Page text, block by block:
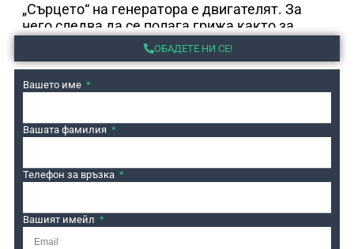
„Сърцето“ на генератора е двигателят. За
него следва да се полага грижа както за
двигателите на автомобилите. Препоръчваме
редовна смяна на консумативи (филтри,
години.
Автономия на генератора
напълно автономни. Те сами стартират при
минават в режим “stand by”. Въпреки това те
имат нужда от малко внимание – проверка на
ОБАДЕТЕ НИ СЕ!
Вашето име
Вашата фамилия
Телефон за връзка
Вашият имейл